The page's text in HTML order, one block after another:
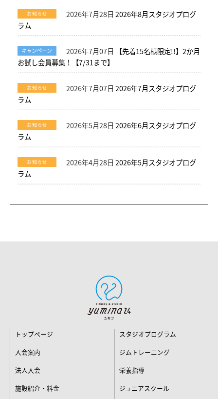
2026年7月28日 2026年8月スタジオプログ
ラム
2026年7月07日
【先着15名様限定!!】2か月
お試し会員募集！【7/31まで】
2026年7月07日 2026年7月スタジオプログ
ラム
2026年5月28日 2026年6月スタジオプログ
ラム
2026年4月28日 2026年5月スタジオプログ
ラム
トップページ
入会案内
法人入会
施設紹介・料金
スタジオプログラム
ジムトレーニング
栄養指導
ジュニアスクール